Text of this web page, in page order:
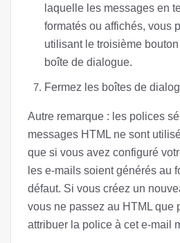
laquelle les messages en
formatés ou affichés, vous
utilisant le troisième
boîte de dialogue.
Fermez les boîtes de
Autre remarque : les polices
messages HTML ne sont
que si vous avez configuré
les e-mails soient générés au
défaut. Si vous créez un
vous ne passez au HTML que
attribuer la police à cet e-mail